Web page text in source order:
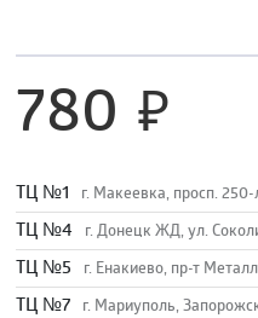
780
TЦ №1 г. Макеевка, просп.
TЦ №4 г. Донецк ЖД, ул.
TЦ №5 г. Енакиево, пр-т
ТЦ №7 г. Мариуполь,